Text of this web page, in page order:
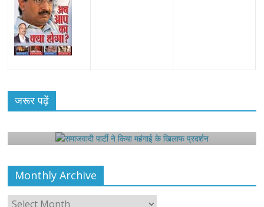
जरूर पढ़ें
राजनीतिक
समाजवादी पार्टी ने किया महंगाई के खिलाफ प्रदर्शन
Monthly Archive
Monthly